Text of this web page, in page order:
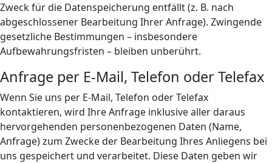
Zweck für die Datenspeicherung entfällt (z. B. nach
abgeschlossener Bearbeitung Ihrer Anfrage). Zwingende
gesetzliche Bestimmungen – insbesondere
Aufbewahrungsfristen – bleiben unberührt.
Anfrage per E-Mail, Telefon oder Telefax
Wenn Sie uns per E-Mail, Telefon oder Telefax
kontaktieren, wird Ihre Anfrage inklusive aller daraus
hervorgehenden personenbezogenen Daten (Name,
Anfrage) zum Zwecke der Bearbeitung Ihres Anliegens bei
uns gespeichert und verarbeitet. Diese Daten geben wir